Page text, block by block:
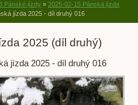
Pánské jízdy » 2025-02-15 Pánská jízda
jízda 2025 - díl druhý 016
2025 (díl druhý)
jízda 2025 - díl druhý 016